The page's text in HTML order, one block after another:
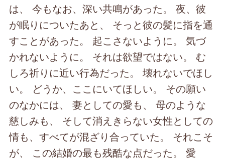
は、 今もなお、深い共鳴があった。 夜、彼
が眠りについたあと、 そっと彼の髪に指を通
すことがあった。 起こさないように。 気づ
かれないように。 それは欲望ではない。 む
しろ祈りに近い行為だった。 壊れないでほし
い。 どうか、ここにいてほしい。 その願い
のなかには、 妻としての愛も、 母のような
慈しみも、 そして消えきらない女性としての
情も、すべてが混ざり合っていた。 それこそ
が、 この結婚の最も残酷な点だった。 愛